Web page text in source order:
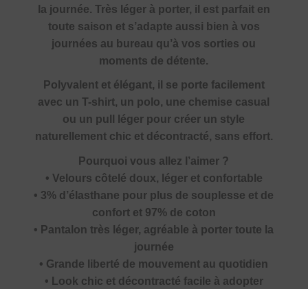
la journée. Très léger à porter, il est parfait en
toute saison et s’adapte aussi bien à vos
journées au bureau qu’à vos sorties ou
moments de détente.
Polyvalent et élégant, il se porte facilement
avec un T-shirt, un polo, une chemise casual
ou un pull léger pour créer un style
naturellement chic et décontracté, sans effort.
Pourquoi vous allez l’aimer ?
• Velours côtelé doux, léger et confortable
• 3% d’élasthane pour plus de souplesse et de
confort et 97% de coton
• Pantalon très léger, agréable à porter toute la
journée
• Grande liberté de mouvement au quotidien
• Look chic et décontracté facile à adopter